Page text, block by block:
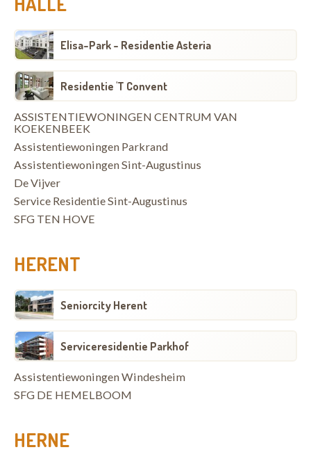
Elisa-Park - Residentie Asteria
Residentie 'T Convent
ASSISTENTIEWONINGEN CENTRUM VAN
KOEKENBEEK
Assistentiewoningen Parkrand
Assistentiewoningen Sint-Augustinus
De Vijver
Service Residentie Sint-Augustinus
SFG TEN HOVE
HERENT
Seniorcity Herent
Serviceresidentie Parkhof
Assistentiewoningen Windesheim
SFG DE HEMELBOOM
HERNE